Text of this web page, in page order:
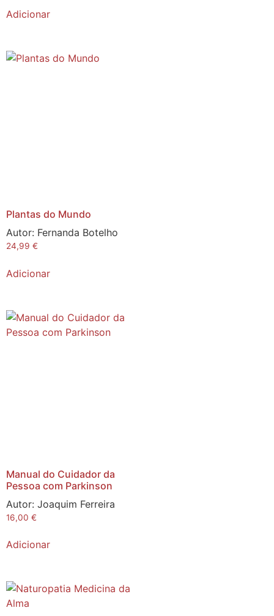
Adicionar
Plantas do Mundo
Autor: Fernanda Botelho
24,99 €
Adicionar
Manual do Cuidador da
Pessoa com Parkinson
Autor: Joaquim Ferreira
16,00 €
Adicionar